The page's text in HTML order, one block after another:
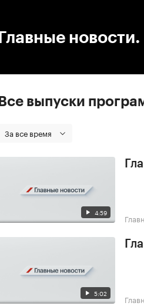
Главные
Все выпуски
За все время
4:59
5:02